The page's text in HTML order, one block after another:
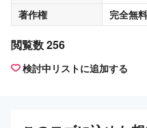
著作権
完全無
閲覧数 256
検討中リストに追加する